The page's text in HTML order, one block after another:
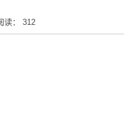
： 312